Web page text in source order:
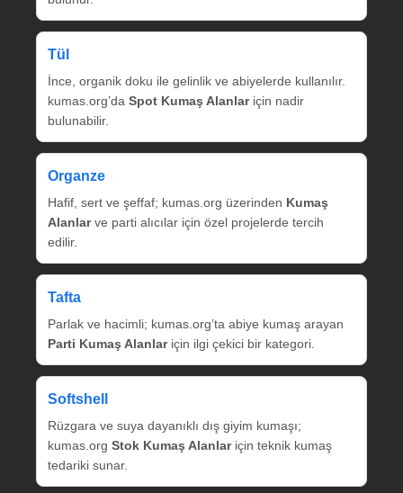
Tül
İnce, organik doku ile gelinlik ve abiyelerde kullanılır.
kumas.org’da Spot Kumaş Alanlariçin nadir
bulunabilir.
Organze
Hafif, sert ve şeffaf; kumas.org üzerinden Kumaş
Alanlarve parti alıcılar için özel projelerde tercih
edilir.
Tafta
Parlak ve hacimli; kumas.org’ta abiye kumaş arayan
Parti Kumaş Alanlariçin ilgi çekici bir kategori.
Softshell
Rüzgara ve suya dayanıklı dış giyim kumaşı;
kumas.org Stok Kumaş Alanlariçin teknik kumaş
tedariki sunar.